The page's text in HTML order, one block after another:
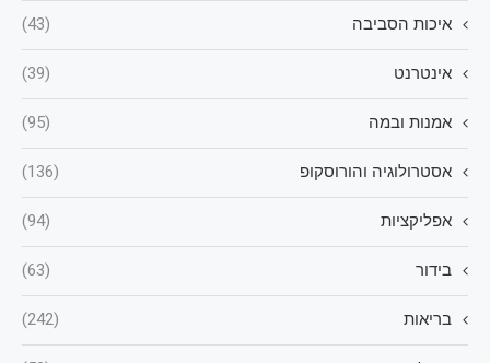
איכות הסביבה (43)
אינטרנט (39)
אמנות ובמה (95)
אסטרולוגיה והורוסקופ (136)
אפליקציות (94)
בידור (63)
בריאות (242)